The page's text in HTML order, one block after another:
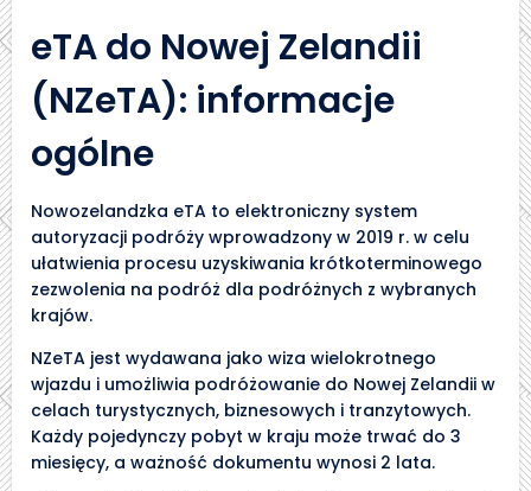
eTA do Nowej Zelandii
(NZeTA): informacje
ogólne
Nowozelandzka eTA to elektroniczny system
autoryzacji podróży wprowadzony w 2019 r. w celu
ułatwienia procesu uzyskiwania krótkoterminowego
zezwolenia na podróż dla podróżnych z wybranych
krajów.
NZeTA jest wydawana jako wiza wielokrotnego
wjazdu i umożliwia podróżowanie do Nowej Zelandii w
celach turystycznych, biznesowych i tranzytowych.
Każdy pojedynczy pobyt w kraju może trwać do 3
miesięcy, a ważność dokumentu wynosi 2 lata.